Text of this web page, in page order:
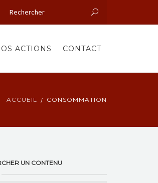
ACTIONS CONTACT
ACCUEIL CONSOMMATION
UN CONTENU